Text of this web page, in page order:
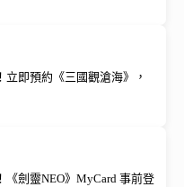
即預約《三國觀滄海》，
《劍靈NEO》MyCard 事前登